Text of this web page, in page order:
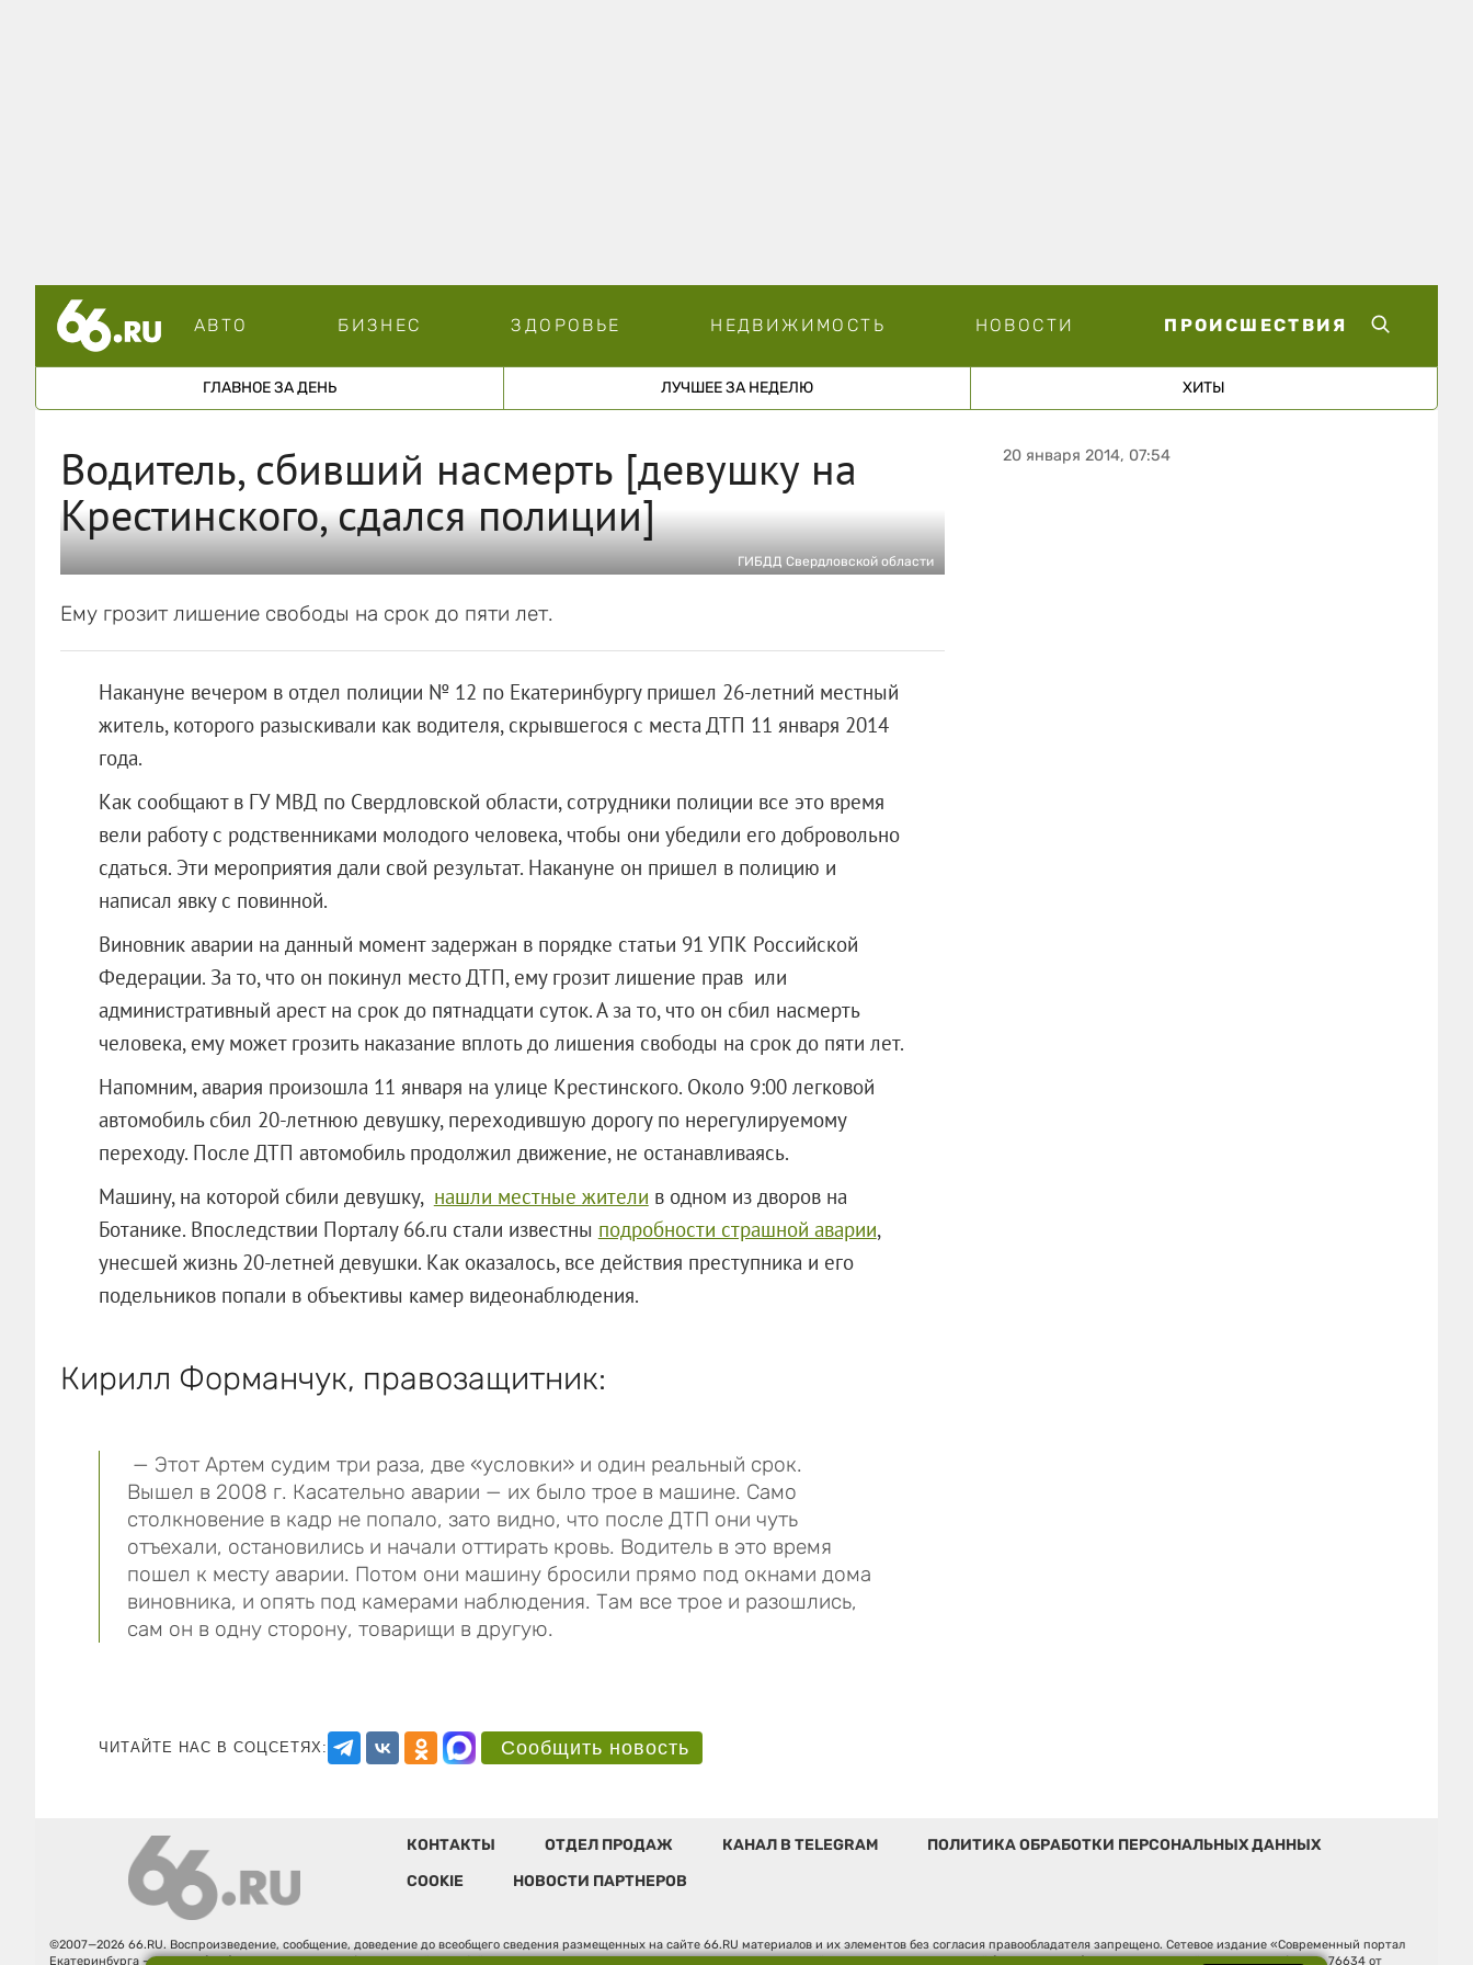
АВТО БИЗНЕС ЗДОРОВЬЕ НЕДВИЖИМОСТЬ НОВОСТИ ПРОИСШЕСТВИЯ
ГЛАВНОЕ ЗА ДЕНЬ ЛУЧШЕЕ ЗА НЕДЕЛЮ ХИТЫ
Водитель, сбивший насмерть [девушку на
Крестинского, сдался полиции]
ГИБДД Свердловской области
Ему грозит лишение свободы на срок до пяти лет.
Накануне вечером в отдел полиции № 12 по Екатеринбургу пришел 26-летний местный
житель, которого разыскивали как водителя, скрывшегося с места ДТП 11 января 2014
года.
Как сообщают в ГУ МВД по Свердловской области, сотрудники полиции все это время
вели работу с родственниками молодого человека, чтобы они убедили его добровольно
сдаться. Эти мероприятия дали свой результат. Накануне он пришел в полицию и
написал явку с повинной.
Виновник аварии на данный момент задержан в порядке статьи 91 УПК Российской
Федерации. За то, что он покинул место ДТП, ему грозит лишение прав или
административный арест на срок до пятнадцати суток. А за то, что он сбил насмерть
человека, ему может грозить наказание вплоть до лишения свободы на срок до пяти лет.
Напомним, авария произошла 11 января на улице Крестинского. Около 9:00 легковой
автомобиль сбил 20-летнюю девушку, переходившую дорогу по нерегулируемому
переходу. После ДТП автомобиль продолжил движение, не останавливаясь.
Машину, на которой сбили девушку, нашли местные жители в одном из дворов на
Ботанике. Впоследствии Порталу 66.ru стали известны подробности страшной аварии,
унесшей жизнь 20-летней девушки. Как оказалось, все действия преступника и его
подельников попали в объективы камер видеонаблюдения.
Кирилл Форманчук, правозащитник:
— Этот Артем судим три раза, две «условки» и один реальный срок.
Вышел в 2008 г. Касательно аварии — их было трое в машине. Само
столкновение в кадр не попало, зато видно, что после ДТП они чуть
отъехали, остановились и начали оттирать кровь. Водитель в это время
пошел к месту аварии. Потом они машину бросили прямо под окнами дома
виновника, и опять под камерами наблюдения. Там все трое и разошлись,
сам он в одну сторону, товарищи в другую.
ЧИТАЙТЕ НАС В СОЦСЕТЯХ: Сообщить новость
20 января 2014, 07:54
КОНТАКТЫ ОТДЕЛ ПРОДАЖ КАНАЛ В TELEGRAM
ПОЛИТИКА ОБРАБОТКИ ПЕРСОНАЛЬНЫХ ДАННЫХ
COOKIE
НОВОСТИ ПАРТНЕРОВ
©2007—2026 66.RU. Воспроизведение, сообщение, доведение до всеобщего сведения размещенных на сайте 66.RU материалов и их элементов без согласия правообладателя запрещено. Сетевое издание «Современный портал
Екатеринбурга — «66.ru» (18+) зарегистрировано Федеральной службой по надзору в сфере связи, информационных технологий и массовых коммуникаций (Роскомнадзор). Регистрационный номер ЭЛ № ФС 77 - 76634 от